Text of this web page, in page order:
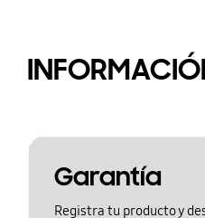
Garantía
Registra tu producto y